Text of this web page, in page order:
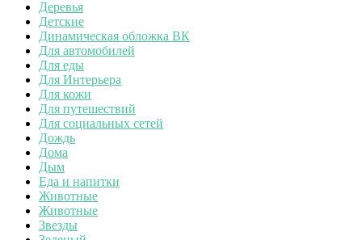
Деревья
Детские
Динамическая обложка ВК
Для автомобилей
Для еды
Для Интерьера
Для кожи
Для путешествий
Для социальных сетей
Дождь
Дома
Дым
Еда и напитки
Животные
Животные
Звезды